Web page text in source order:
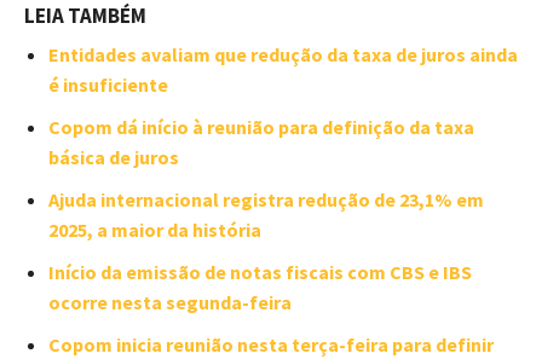
LEIA TAMBÉM
Entidades avaliam que redução da taxa de juros ainda
é insuficiente
Copom dá início à reunião para definição da taxa
básica de juros
Ajuda internacional registra redução de 23,1% em
2025, a maior da história
Início da emissão de notas fiscais com CBS e IBS
ocorre nesta segunda-feira
Copom inicia reunião nesta terça-feira para definir